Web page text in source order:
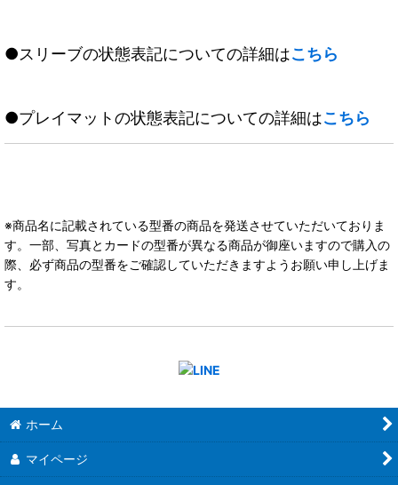
●スリーブの状態表記についての詳細はこちら
●プレイマットの状態表記についての詳細はこちら
※商品名に記載されている型番の商品を発送させていただいておりま
す。一部、写真とカードの型番が異なる商品が御座いますので購入の
際、必ず商品の型番をご確認していただきますようお願い申し上げま
す。
ホーム
マイページ